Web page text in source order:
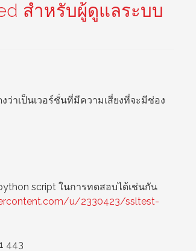
สำหรับผู้ดูแลระบบ
งว่าเป็นเวอร์ชั่นที่มีความเสี่ยงที่จะมีช่อง
script ในการทดสอบได้เช่นกัน
u/2330423/ssltest-
443